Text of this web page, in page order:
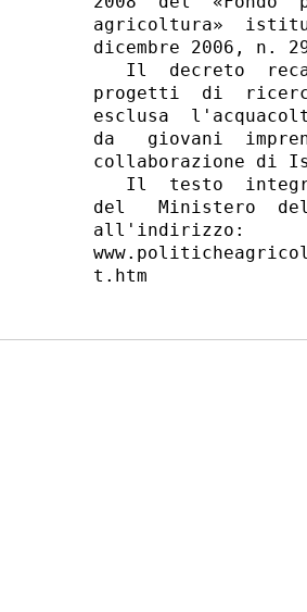
agricoltura»
dicembre 2006, n.
Il  decreto
progetti  di
esclusa
da   giovani
collaborazione di
Il  testo
del   Ministero
all'indirizzo: